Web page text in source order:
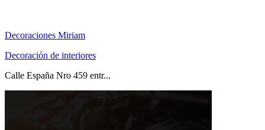
Decoraciones Miriam
Decoración de interiores
Calle España Nro 459 entr...